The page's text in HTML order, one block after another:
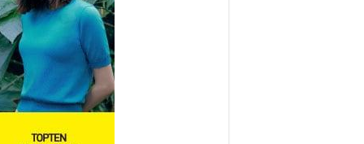
Тусгай замын автобус /BRT/
төслийн удирдах хорооны
ээлжит хуралдаан боллоо
2026 оны 7 сар 21 / 16 цаг 43 минут
сайд Н.Учрал БНХАУ-аас Монгол Улсад
Элчин сайд Шэнь Миньжюанийг хүлээн
уулзав
оны 7 сар 21 / 16 цаг 39 минут